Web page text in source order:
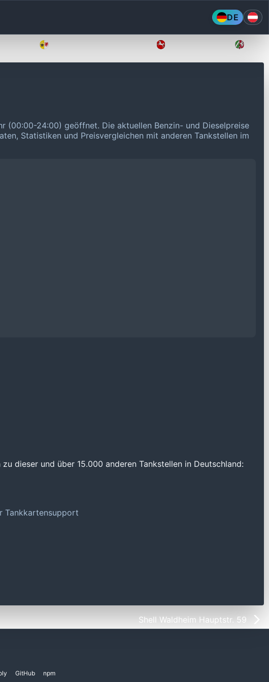
DE
(00:00-24:00) geöffnet. Die aktuellen Benzin- und Dieselpreise
Statistiken und Preisvergleichen mit anderen Tankstellen im
dieser und über 15.000 anderen Tankstellen in Deutschland:
Tankkartensupport
Shell Waldheim Hauptstr. 59
GitHub npm